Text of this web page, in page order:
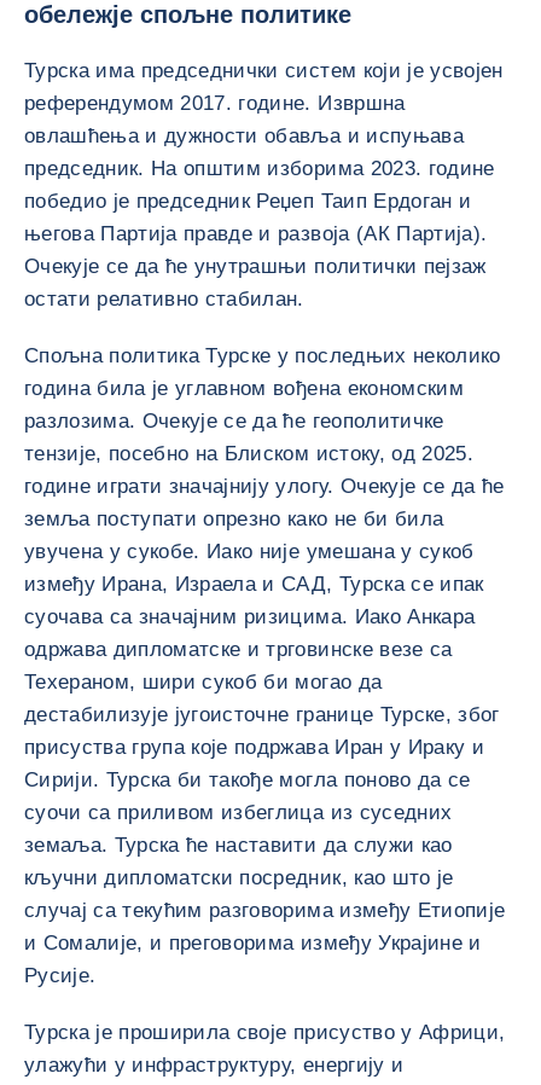
обележје спољне политике
Турска има председнички систем који је усвојен
референдумом 2017. године. Извршна
овлашћења и дужности обавља и испуњава
председник. На општим изборима 2023. године
победио је председник Реџеп Таип Ердоган и
његова Партија правде и развоја (АК Партија).
Очекује се да ће унутрашњи политички пејзаж
остати релативно стабилан.
Спољна политика Турске у последњих неколико
година била је углавном вођена економским
разлозима. Очекује се да ће геополитичке
тензије, посебно на Блиском истоку, од 2025.
године играти значајнију улогу. Очекује се да ће
земља поступати опрезно како не би била
увучена у сукобе. Иако није умешана у сукоб
између Ирана, Израела и САД, Турска се ипак
суочава са значајним ризицима. Иако Анкара
одржава дипломатске и трговинске везе са
Техераном, шири сукоб би могао да
дестабилизује југоисточне границе Турске, због
присуства група које подржава Иран у Ираку и
Сирији. Турска би такође могла поново да се
суочи са приливом избеглица из суседних
земаља. Турска ће наставити да служи као
кључни дипломатски посредник, као што је
случај са текућим разговорима између Етиопије
и Сомалије, и преговорима између Украјине и
Русије.
Турска је проширила своје присуство у Африци,
улажући у инфраструктуру, енергију и